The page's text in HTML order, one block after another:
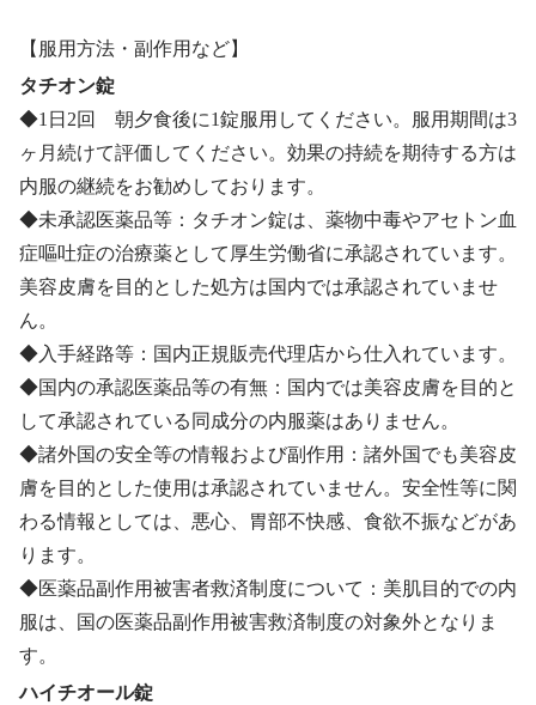
【服用方法・副作用など】
タチオン錠
◆1日2回 朝夕食後に1錠服用してください。服用期間は3
ヶ月続けて評価してください。効果の持続を期待する方は
内服の継続をお勧めしております。
◆未承認医薬品等：タチオン錠は、薬物中毒やアセトン血
症嘔吐症の治療薬として厚生労働省に承認されています。
美容皮膚を目的とした処方は国内では承認されていませ
ん。
◆入手経路等：国内正規販売代理店から仕入れています。
◆国内の承認医薬品等の有無：国内では美容皮膚を目的と
して承認されている同成分の内服薬はありません。
◆諸外国の安全等の情報および副作用：諸外国でも美容皮
膚を目的とした使用は承認されていません。安全性等に関
わる情報としては、悪心、胃部不快感、食欲不振などがあ
ります。
◆医薬品副作用被害者救済制度について：美肌目的での内
服は、国の医薬品副作用被害救済制度の対象外となりま
す。
ハイチオール錠